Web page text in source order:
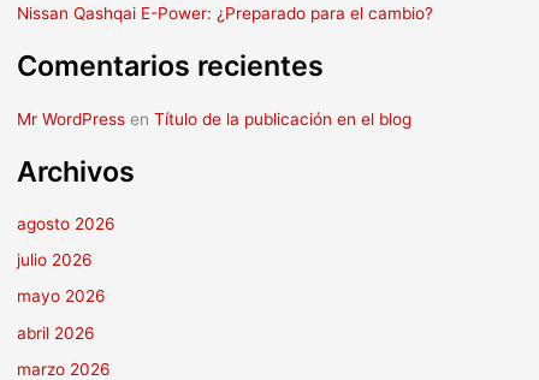
p
o
:
Nissan Qashqai E-Power: ¿Preparado para el cambio?
Comentarios recientes
Mr WordPressen Título de la publicación en el blog
Archivos
agosto 2026
julio 2026
mayo 2026
abril 2026
marzo 2026